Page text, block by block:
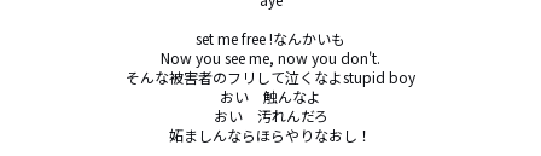
set me free !なんかいも
Now you see me, now you don't.
そんな被害者のフリして泣くなよstupid boy
おい　触んなよ
おい　汚れんだろ
妬ましんならほらやりなおし！